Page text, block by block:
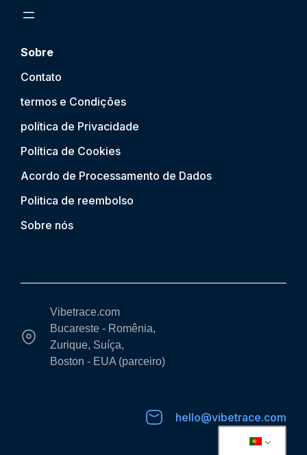
Sobre
Contato
termos e Condições
política de Privacidade
Política de Cookies
Acordo de Processamento de Dados
Politica de reembolso
Sobre nós
Vibetrace.com
Bucareste - Romênia,
Zurique, Suíça,
Boston - EUA (parceiro)
hello@vibetrace.com